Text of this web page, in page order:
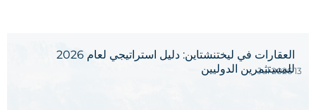
العقارات في ليختنشتاين: دليل استراتيجي لعام 2026
للمستثمرين الدوليين13 Jul 2026